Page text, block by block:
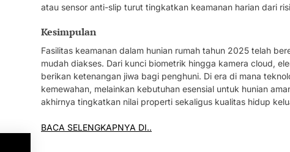
atau sensor anti-slip turut tingkatkan keamanan harian dari
Kesimpulan
Fasilitas keamanan dalam hunian rumah tahun 2025 telah
mudah diakses. Dari kunci biometrik hingga kamera cloud,
berikan ketenangan jiwa bagi penghuni. Di era di mana
kemewahan, melainkan kebutuhan esensial untuk hunian
akhirnya tingkatkan nilai properti sekaligus kualitas hidup
BACA SELENGKAPNYA DI..